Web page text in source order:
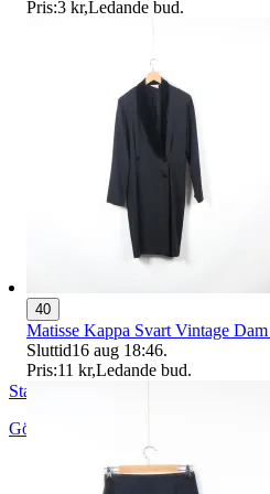
StadsmissionensSecondhandGbg
Göteborg
Pris:3 kr,Ledande bud.
40
Matisse Kappa Svart Vintage
Sluttid16 aug 18:46.
Pris:11 kr,Ledande bud.